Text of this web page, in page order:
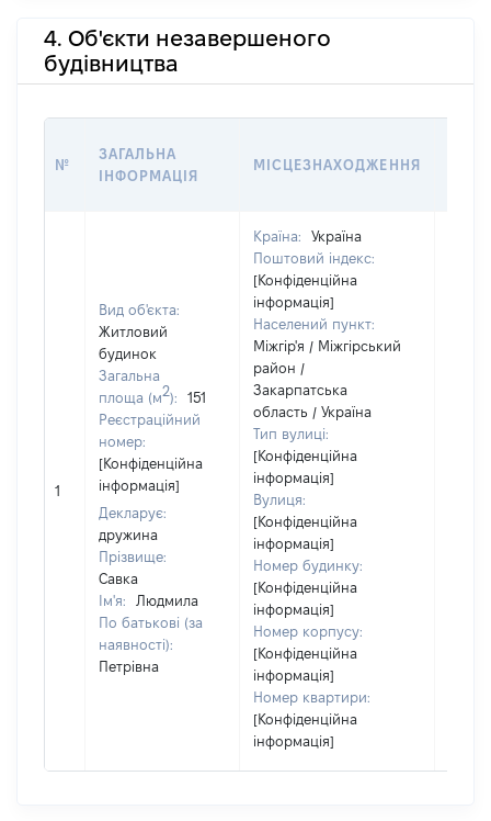
4. Об'єкти незавершеного
будівництва
№
ЗАГАЛЬНА
ІНФОРМАЦІЯ
МІСЦЕЗНАХОДЖЕННЯ
1
Вид об'єкта:
Житловий
будинок
Загальна
площа (м2):
151
Реєстраційний
номер:
[Конфіденційна
інформація]
Декларує:
дружина
Прізвище:
Савка
Ім'я:
Людмила
По батькові (за
наявності):
Петрівна
Країна:
Україна
Поштовий індекс:
[Конфіденційна
інформація]
Населений пункт:
Міжгір'я / Міжгірський
район /
Закарпатська
область / Україна
Тип вулиці:
[Конфіденційна
інформація]
Вулиця:
[Конфіденційна
інформація]
Номер будинку:
[Конфіденційна
інформація]
Номер корпусу:
[Конфіденційна
інформація]
Номер квартири:
[Конфіденційна
інформація]